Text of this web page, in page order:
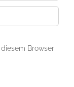
Browser